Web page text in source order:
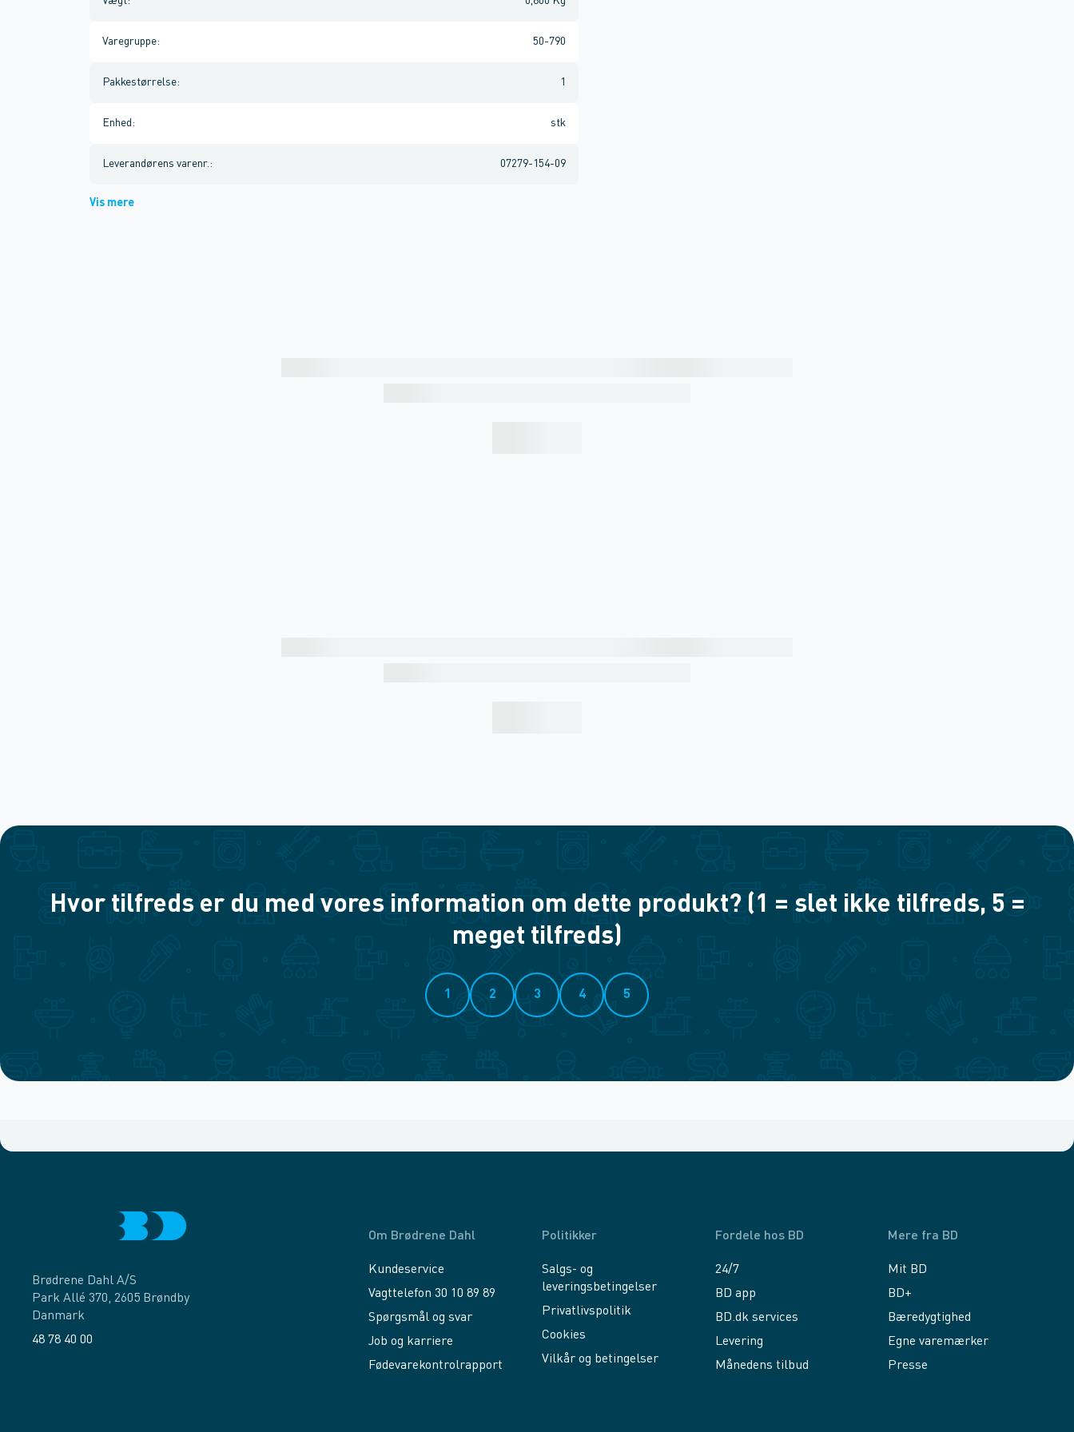
Varegruppe: 50-790
Pakkestørrelse: 1
Enhed : stk
Leverandørens varenr. : 07279-154-09
Vis mere
Hvor tilfreds er du med vores information om dette produkt? (1 = slet ikke tilfreds, 5 =
meget tilfreds)
1 2 3 4 5
Brødrene Dahl A/S
Park Allé 370, 2605 Brøndby
Danmark
48 78 40 00
Om Brødrene Dahl
Kundeservice
Vagttelefon 30 10 89 89
Spørgsmål og svar
Job og karriere
Fødevarekontrolrapport
Politikker
Salgs- og
leveringsbetingelser
Privatlivspolitik
Cookies
Vilkår og betingelser
Fordele hos BD
24/7
BD app
BD.dk services
Levering
Månedens tilbud
Mere fra BD
Mit BD
BD+
Bæredygtighed
Egne varemærker
Presse